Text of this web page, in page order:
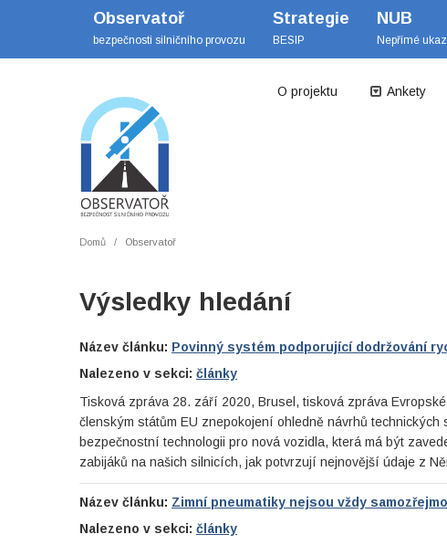
Observatoř
bezpečnosti silničního provozu
Strategie
BESIP
NUB
Nepřímé
O projektu Ankety
Domů Observatoř
Výsledky hledání
Název článku: Povinný systém podporující dodržování
Nalezeno v sekci: články
Tisková zpráva 28. září 2020, Brusel, tisková zpráva
členským státům EU znepokojení ohledně návrhů
bezpečnostní technologii pro nová vozidla, která má být
zabijáků na našich silnicích, jak potvrzují nejnovější údaje z
Název článku: Zimní pneumatiky nejsou vždy
Nalezeno v sekci: články